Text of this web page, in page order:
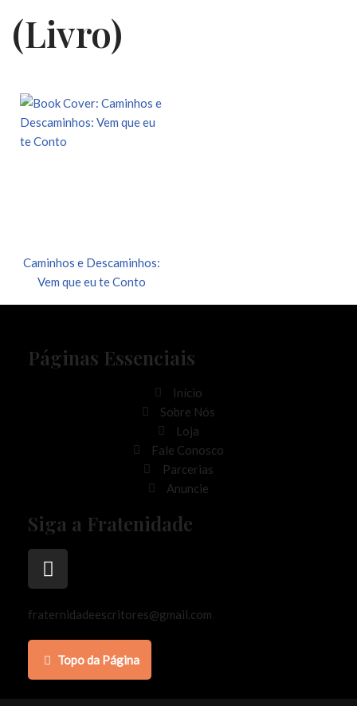
(Livro)
Caminhos e Descaminhos:
Vem que eu te Conto
Páginas Essenciais
Início
Sobre Nós
Loja
Fale Conosco
Parcerias
Anuncie
Siga a Fratenidade
fraternidadeescritores@gmail.com
Topo da Página